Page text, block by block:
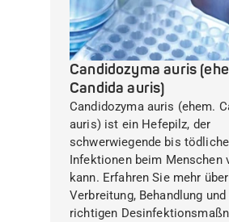
Candidozyma auris
Candida auris)
Candidozyma auris (ehem.
auris) ist ein Hefepilz, der
schwerwiegende bis tödliche
Infektionen beim Menschen
kann. Erfahren Sie mehr
Verbreitung, Behandlung und
richtigen